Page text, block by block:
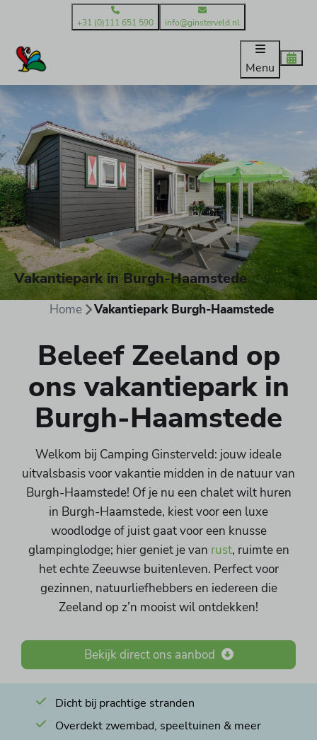
+31 (0)111 651 590 info@ginsterveld.nl
Menu
Vakantiepark in Burgh-Haamstede
Home Vakantiepark Burgh-Haamstede
Beleef Zeeland op
ons vakantiepark in
Burgh-Haamstede
Welkom bij Camping Ginsterveld: jouw ideale
uitvalsbasis voor vakantie midden in de natuur van
Burgh-Haamstede! Of je nu een chalet wilt huren
in Burgh-Haamstede, kiest voor een luxe
woodlodge of juist gaat voor een knusse
glampinglodge; hier geniet je van rust, ruimte en
het echte Zeeuwse buitenleven. Perfect voor
gezinnen, natuurliefhebbers en iedereen die
Zeeland op z’n mooist wil ontdekken!
Bekijk direct ons aanbod
Dicht bij prachtige stranden
Overdekt zwembad, speeltuinen & meer